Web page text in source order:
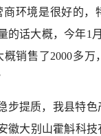
环境是很好的，
的话大概，今年1
概销售了2000多万
步提质，我县特
徽大别山霍斛科